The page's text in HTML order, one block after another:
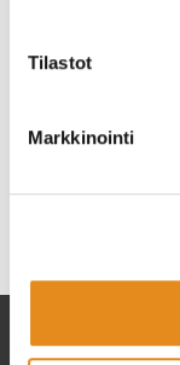
Tilastot
Markkinointi
★
Lisätietoja